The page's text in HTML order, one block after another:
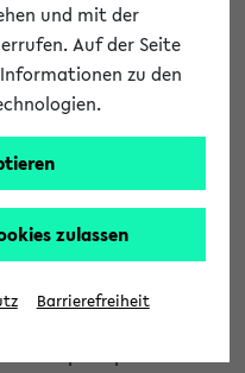
innerhalb der nächsten 2
werden nur Termine,
und nicht
Semester.
kann nur
von den Lehrenden
und diese Änderungen
und mit der
Auf der Seite
zu den
zulassen
Barrierefreiheit